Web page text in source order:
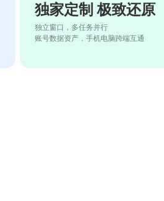
独家定制 极致还原
独立窗口，多任务并行
账号数据资产，手机电脑跨端互通